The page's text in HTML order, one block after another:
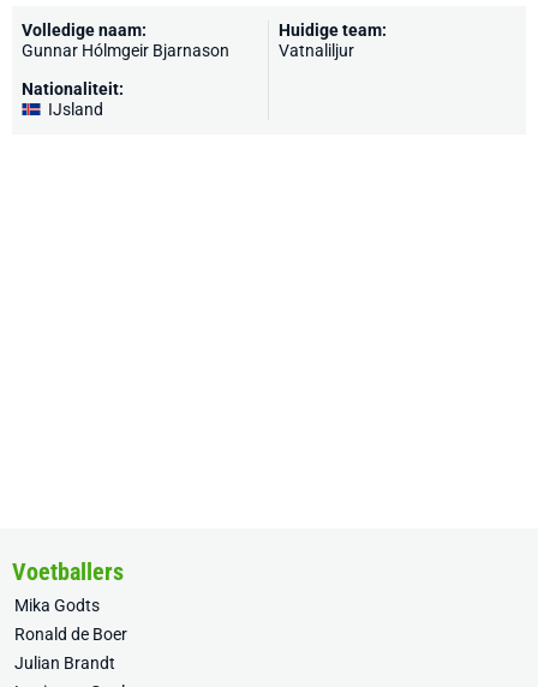
Volledige naam:
Gunnar Hólmgeir Bjarnason
Nationaliteit:
IJsland
Huidige team:
Vatnaliljur
Voetballers
Mika Godts
Ronald de Boer
Julian Brandt